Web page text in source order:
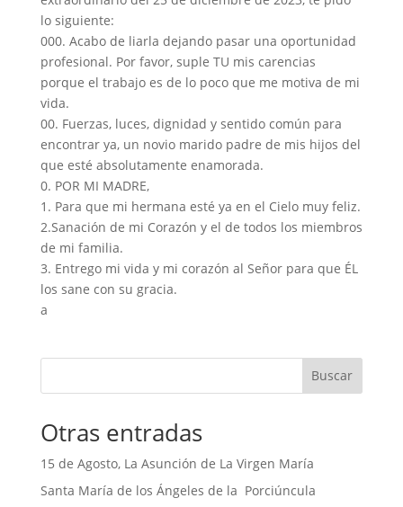
lo siguiente:
000. Acabo de liarla dejando pasar una oportunidad
profesional. Por favor, suple TU mis carencias
porque el trabajo es de lo poco que me motiva de mi
vida.
00. Fuerzas, luces, dignidad y sentido común para
encontrar ya, un novio marido padre de mis hijos del
que esté absolutamente enamorada.
0. POR MI MADRE,
1. Para que mi hermana esté ya en el Cielo muy feliz.
2.Sanación de mi Corazón y el de todos los miembros
de mi familia.
3. Entrego mi vida y mi corazón al Señor para que ÉL
los sane con su gracia.
a
Buscar
Otras entradas
15 de Agosto, La Asunción de La Virgen María
Santa María de los Ángeles de la Porciúncula